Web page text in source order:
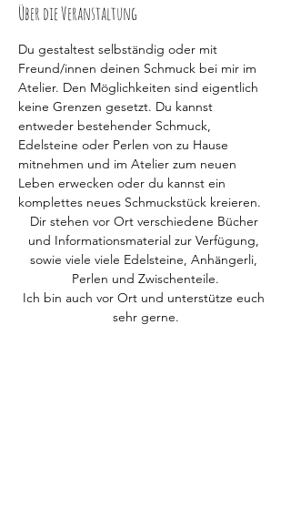
Über die Veranstaltung
Du gestaltest selbständig oder mit
Freund/innen deinen Schmuck bei mir im
Atelier. Den Möglichkeiten sind eigentlich
keine Grenzen gesetzt. Du kannst
entweder bestehender Schmuck,
Edelsteine oder Perlen von zu Hause
mitnehmen und im Atelier zum neuen
Leben erwecken oder du kannst ein
komplettes neues Schmuckstück kreieren.
Dir stehen vor Ort verschiedene Bücher
und Informationsmaterial zur Verfügung,
sowie viele viele Edelsteine, Anhängerli,
Perlen und Zwischenteile.
Ich bin auch vor Ort und unterstütze euch
sehr gerne.